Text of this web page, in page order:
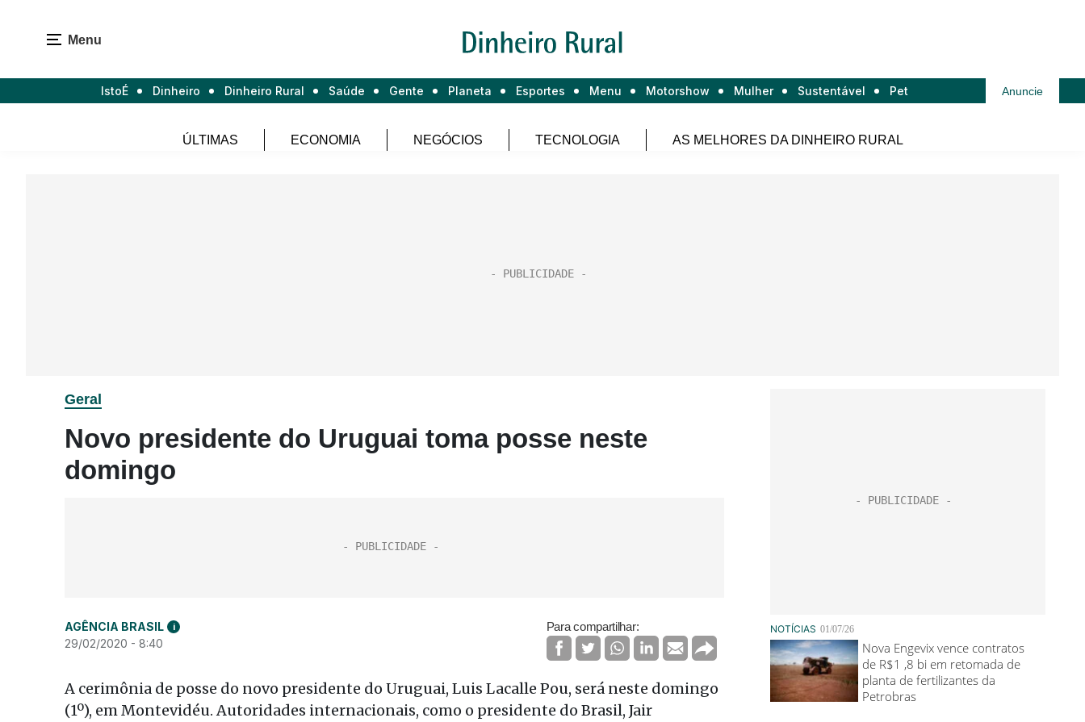
Menu
IstoÉ Dinheiro Dinheiro Rural Saúde Gente Planeta Esportes Menu Motorshow Mulher Sustentável Pet Anuncie
ÚLTIMAS ECONOMIA NEGÓCIOS TECNOLOGIA AS MELHORES DA DINHEIRO RURAL
Geral
Novo presidente do Uruguai toma posse neste
domingo
AGÊNCIA BRASIL i
29/02/2020 - 8:40
Para compartilhar:
A cerimônia de posse do novo presidente do Uruguai, Luis Lacalle Pou, será neste domingo
(1º), em Montevidéu. Autoridades internacionais, como o presidente do Brasil, Jair